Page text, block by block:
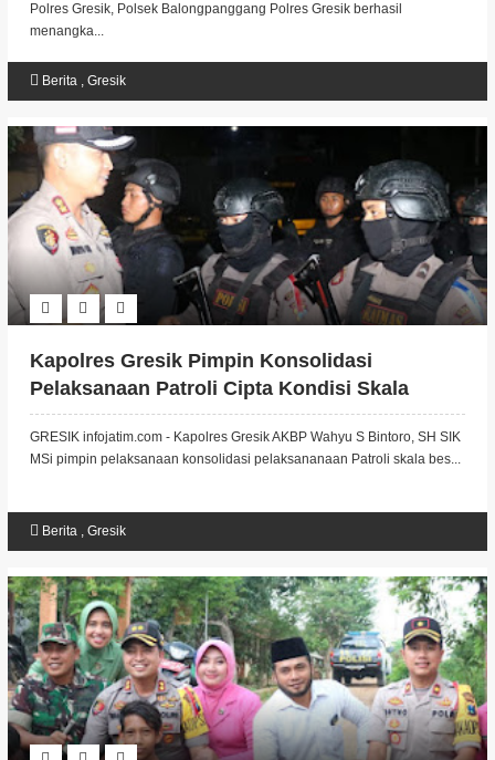
Polres Gresik, Polsek Balongpanggang Polres Gresik berhasil
menangka...
Berita, Gresik
Kapolres Gresik Pimpin Konsolidasi
Pelaksanaan Patroli Cipta Kondisi Skala
Besar Gabungan Polda Jatim dan Garnisun
GRESIK infojatim.com - Kapolres Gresik AKBP Wahyu S Bintoro, SH SIK
MSi pimpin pelaksanaan konsolidasi pelaksananaan Patroli skala bes...
Berita, Gresik